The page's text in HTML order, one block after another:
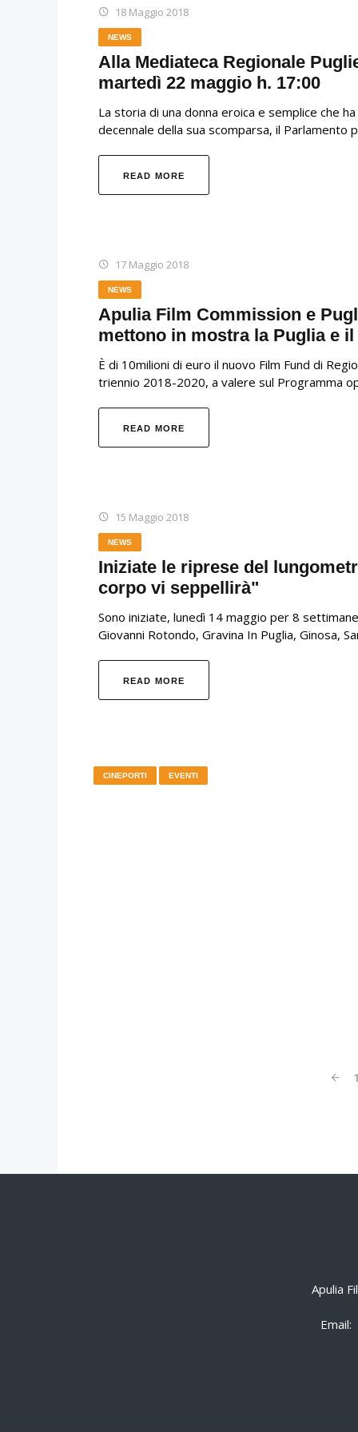
18 Maggio 2018
NEWS
Alla Mediateca Regionale
martedì 22 maggio h. 17:00
La storia di una donna eroica e semplice che
decennale della sua scomparsa, il Parlamento
READ MORE
17 Maggio 2018
NEWS
Apulia Film Commission e
mettono in mostra la Puglia e
È di 10milioni di euro il nuovo Film Fund di
triennio 2018-2020, a valere sul Programma
READ MORE
15 Maggio 2018
NEWS
Iniziate le riprese del
corpo vi seppellirà"
Sono iniziate, lunedì 14 maggio per 8
Giovanni Rotondo, Gravina In Puglia, Ginosa,
READ MORE
CINEPORTI EVENTI
Apulia
Email: